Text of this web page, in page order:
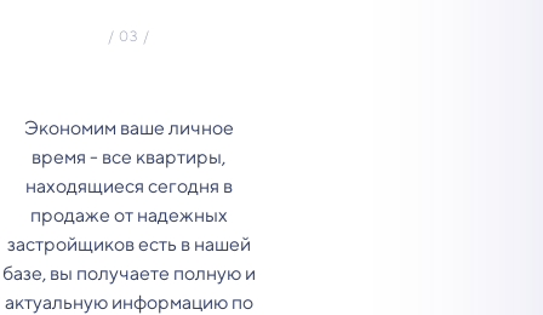
Экономим ваше личное
время - все квартиры,
находящиеся сегодня в
продаже от надежных
застройщиков есть в нашей
базе, вы получаете полную и
актуальную информацию по